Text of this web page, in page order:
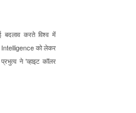
बदलाव करते विश्व में
Intelligence को लेकर
ने 'व्हाइट कॉलर